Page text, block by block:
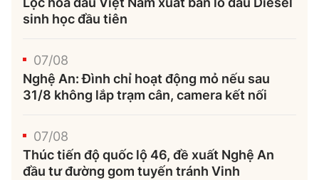
sinh học đầu tiên
07/08
Nghệ An: Đình chỉ hoạt động mỏ nếu sau
31/8 không lắp trạm cân, camera kết nối
07/08
Thúc tiến độ quốc lộ 46, đề xuất Nghệ An
đầu tư đường gom tuyến tránh Vinh